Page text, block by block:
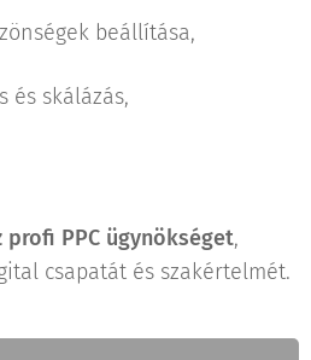
beállítása,
és skálázás,
profi PPC ügynökséget,
csapatát és szakértelmét.